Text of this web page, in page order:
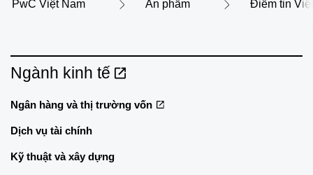
PwC Việt Nam Ấn phẩm Điểm tin
Ngành kinh tế
Ngân hàng và thị trường vốn
Dịch vụ tài chính
Kỹ thuật và xây dựng